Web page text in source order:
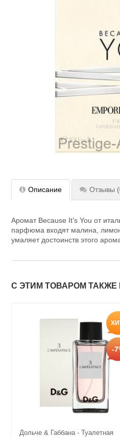
Описание Отзывы
Аромат Because It’s You от
парфюма входят малина, лимон
умаляет достоинств этого
С ЭТИМ ТОВАРОМ
-
Дольче & Габбана - Туалетная